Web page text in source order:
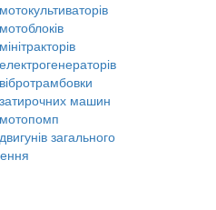
машин
загального